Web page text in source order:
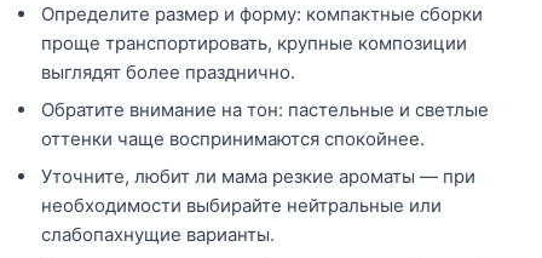
Определите размер и форму: компактные сборки
проще транспортировать, крупные композиции
выглядят более празднично.
Обратите внимание на тон: пастельные и светлые
оттенки чаще воспринимаются спокойнее.
Уточните, любит ли мама резкие ароматы — при
необходимости выбирайте нейтральные или
слабопахнущие варианты.